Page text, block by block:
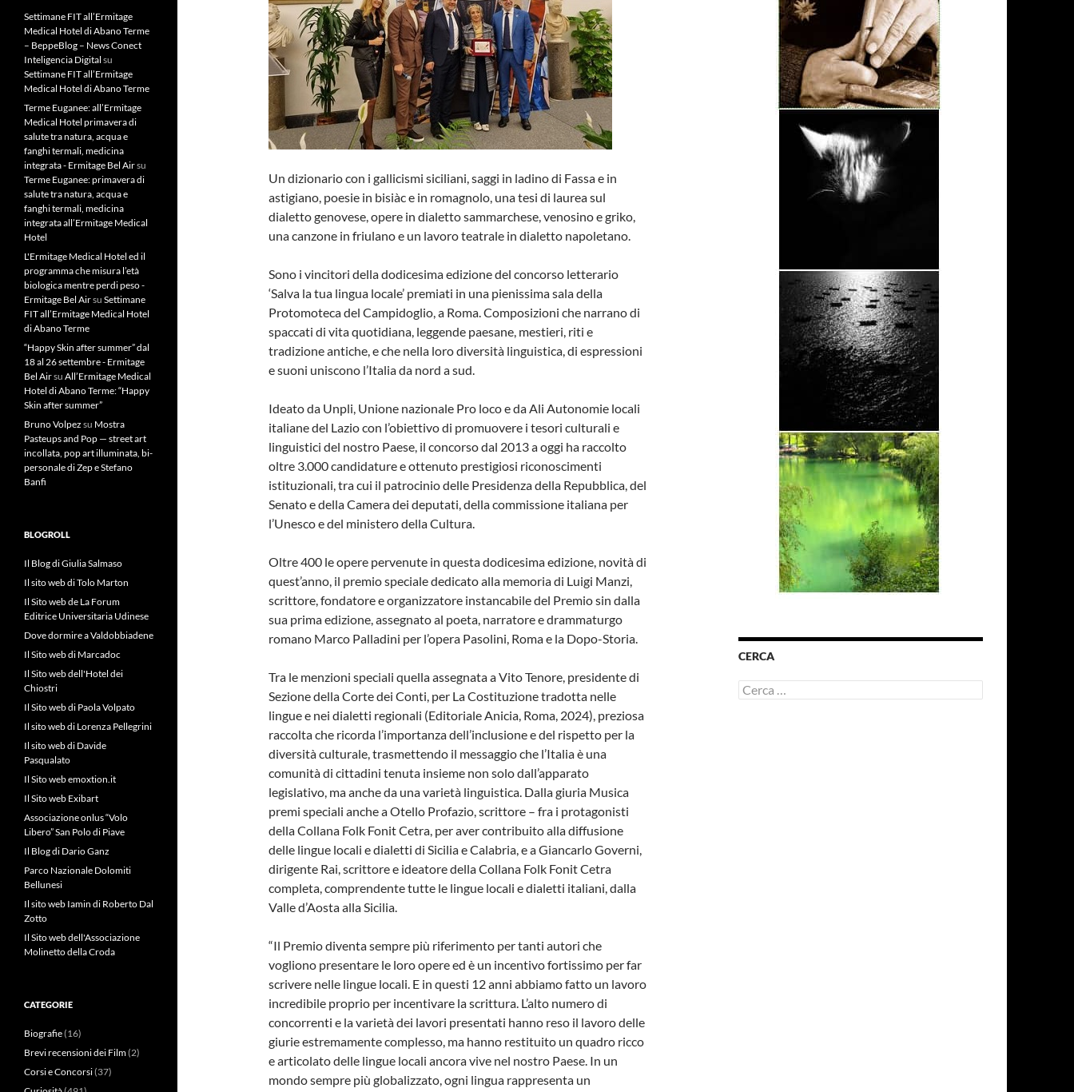
Un dizionario con i gallicismi siciliani, saggi in ladino di Fassa e in
astigiano, poesie in bisiàc e in romagnolo, una tesi di laurea sul
dialetto genovese, opere in dialetto sammarchese, venosino e griko,
una canzone in friulano e un lavoro teatrale in dialetto napoletano.
Sono i vincitori della dodicesima edizione del concorso letterario
‘Salva la tua lingua locale’ premiati in una pienissima sala della
Protomoteca del Campidoglio, a Roma. Composizioni che narrano di
spaccati di vita quotidiana, leggende paesane, mestieri, riti e
tradizione antiche, e che nella loro diversità linguistica, di espressioni
e suoni uniscono l’Italia da nord a sud.
Ideato da Unpli, Unione nazionale Pro loco e da Ali Autonomie locali
italiane del Lazio con l’obiettivo di promuovere i tesori culturali e
linguistici del nostro Paese, il concorso dal 2013 a oggi ha raccolto
oltre 3.000 candidature e ottenuto prestigiosi riconoscimenti
istituzionali, tra cui il patrocinio delle Presidenza della Repubblica, del
Senato e della Camera dei deputati, della commissione italiana per
l’Unesco e del ministero della Cultura.
Oltre 400 le opere pervenute in questa dodicesima edizione, novità di
quest’anno, il premio speciale dedicato alla memoria di Luigi Manzi,
scrittore, fondatore e organizzatore instancabile del Premio sin dalla
sua prima edizione, assegnato al poeta, narratore e drammaturgo
romano Marco Palladini per l’opera Pasolini, Roma e la Dopo-Storia.
Tra le menzioni speciali quella assegnata a Vito Tenore, presidente di
Sezione della Corte dei Conti, per La Costituzione tradotta nelle
lingue e nei dialetti regionali (Editoriale Anicia, Roma, 2024), preziosa
raccolta che ricorda l’importanza dell’inclusione e del rispetto per la
diversità culturale, trasmettendo il messaggio che l’Italia è una
comunità di cittadini tenuta insieme non solo dall’apparato
legislativo, ma anche da una varietà linguistica. Dalla giuria Musica
premi speciali anche a Otello Profazio, scrittore – fra i protagonisti
della Collana Folk Fonit Cetra, per aver contribuito alla diffusione
delle lingue locali e dialetti di Sicilia e Calabria, e a Giancarlo Governi,
dirigente Rai, scrittore e ideatore della Collana Folk Fonit Cetra
completa, comprendente tutte le lingue locali e dialetti italiani, dalla
Valle d’Aosta alla Sicilia.
“Il Premio diventa sempre più riferimento per tanti autori che
vogliono presentare le loro opere ed è un incentivo fortissimo per far
scrivere nelle lingue locali. E in questi 12 anni abbiamo fatto un lavoro
incredibile proprio per incentivare la scrittura. L’alto numero di
concorrenti e la varietà dei lavori presentati hanno reso il lavoro delle
giurie estremamente complesso, ma hanno restituito un quadro ricco
e articolato delle lingue locali ancora vive nel nostro Paese. In un
mondo sempre più globalizzato, ogni lingua rappresenta un
CERCA
Ricerca
per:
Settimane FIT all’Ermitage
Medical Hotel di Abano Terme
– BeppeBlog – News Conect
Inteligencia Digital su
Settimane FIT all’Ermitage
Medical Hotel di Abano Terme
Terme Euganee: all’Ermitage
Medical Hotel primavera di
salute tra natura, acqua e
fanghi termali, medicina
integrata - Ermitage Bel Airsu
Terme Euganee: primavera di
salute tra natura, acqua e
fanghi termali, medicina
integrata all’Ermitage Medical
Hotel
L'Ermitage Medical Hotel ed il
programma che misura l’età
biologica mentre perdi peso -
Ermitage Bel Airsu Settimane
FIT all’Ermitage Medical Hotel
di Abano Terme
“Happy Skin after summer” dal
18 al 26 settembre - Ermitage
Bel Airsu All’Ermitage Medical
Hotel di Abano Terme: “Happy
Skin after summer”
Bruno Volpez su Mostra
Pasteups and Pop — street art
incollata, pop art illuminata, bi-
personale di Zep e Stefano
Banfi
BLOGROLL
Il Blog di Giulia Salmaso
Il sito web di Tolo Marton
Il Sito web de La Forum
Editrice Universitaria Udinese
Dove dormire a Valdobbiadene
Il Sito web di Marcadoc
Il Sito web dell'Hotel dei
Chiostri
Il Sito web di Paola Volpato
Il sito web di Lorenza Pellegrini
Il sito web di Davide
Pasqualato
Il Sito web emoxtion.it
Il Sito web Exibart
Associazione onlus “Volo
Libero” San Polo di Piave
Il Blog di Dario Ganz
Parco Nazionale Dolomiti
Bellunesi
Il sito web Iamin di Roberto Dal
Zotto
Il Sito web dell'Associazione
Molinetto della Croda
CATEGORIE
Biografie(16)
Brevi recensioni dei Film(2)
Corsi e Concorsi(37)